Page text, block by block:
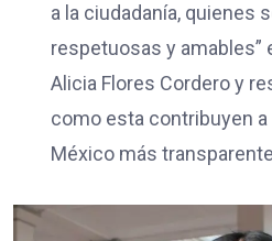
a la ciudadanía, quienes
respetuosas y amables”
Alicia Flores Cordero y
como esta contribuyen a
México más